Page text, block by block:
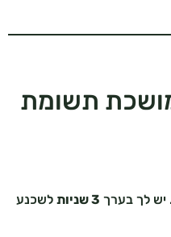
שמושכת תשומת
לך בערך 3 שניות
לשכנע